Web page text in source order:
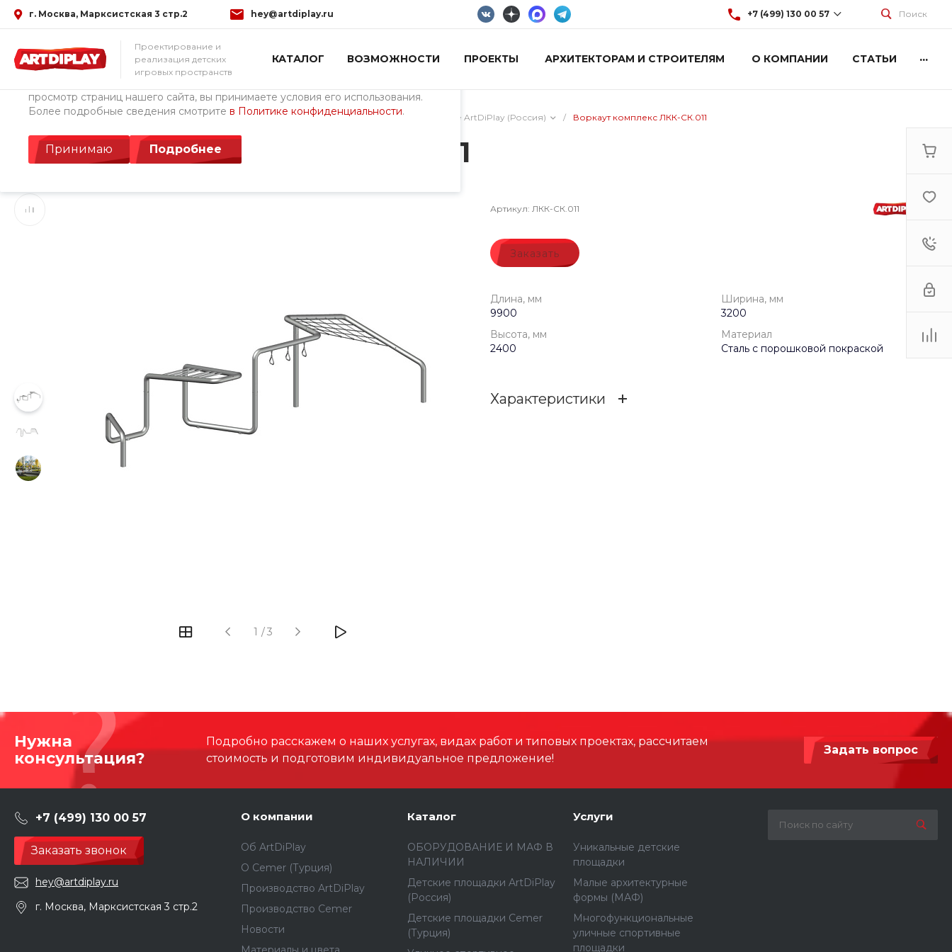
Использование файлов Cookie
Мы используем файлы cookie, разработанные нашими специалистами и
просмотр страниц нашего сайта, вы принимаете условия его использования.
Более подробные сведения смотрите в Политике конфиденциальности.
Принимаю Подробнее
г. Москва, Марксистская 3 стр.2 hey@artdiplay.ru +7 (499) 130 00 57 Поиск
Проектирование и
реализация детских
игровых пространств
КАТАЛОГ ВОЗМОЖНОСТИ ПРОЕКТЫ АРХИТЕКТОРАМ И СТРОИТЕЛЯМ О КОМПАНИИ СТАТЬИ ...
Главная / Каталог товаров / Уличное спортивное оборудование / Воркаут оборудование ArtDiPlay (Россия) / Воркаут комплекс ЛКК-СК.011
Воркаут комплекс ЛКК-СК.011
1 /3
Артикул: ЛКК-СК.011
Заказать
Длина, мм
9900
Ширина, мм
3200
Высота, мм
2400
Материал
Сталь с порошковой покраской
Характеристики
Нужна
консультация?
Подробно расскажем о наших услугах, видах работ и типовых проектах, рассчитаем
стоимость и подготовим индивидуальное предложение!
Задать вопрос
+7 (499) 130 00 57
Заказать звонок
hey@artdiplay.ru
г. Москва, Марксистская 3 стр.2
О компании
Об ArtDiPlay
О Сemer (Турция)
Производство ArtDiPlay
Производство Cemer
Новости
Каталог
ОБОРУДОВАНИЕ И МАФ В
НАЛИЧИИ
Детские площадки ArtDiPlay
(Россия)
Детские площадки Cemer
(Турция)
Услуги
Уникальные детские
площадки
Малые архитектурные
формы (МАФ)
Многофункциональные
уличные спортивные
площадки